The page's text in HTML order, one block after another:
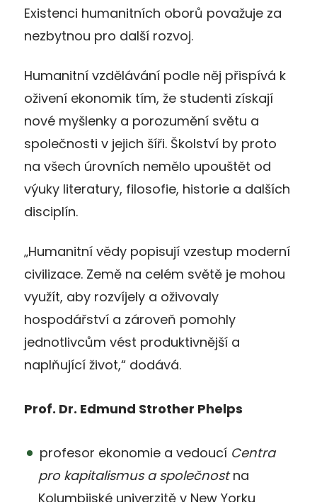
Existenci humanitních oborů považuje za
nezbytnou pro další rozvoj.
Humanitní vzdělávání podle něj přispívá k
oživení ekonomik tím, že studenti získají
nové myšlenky a porozumění světu a
společnosti v jejich šíři. Školství by proto
na všech úrovních nemělo upouštět od
výuky literatury, filosofie, historie a dalších
disciplín.
„Humanitní vědy popisují vzestup moderní
civilizace. Země na celém světě je mohou
využít, aby rozvíjely a oživovaly
hospodářství a zároveň pomohly
jednotlivcům vést produktivnější a
naplňující život,“ dodává.
Prof. Dr. Edmund Strother Phelps
profesor ekonomie a vedoucí Centra
pro kapitalismus a společnostna
Kolumbijské univerzitě v New Yorku